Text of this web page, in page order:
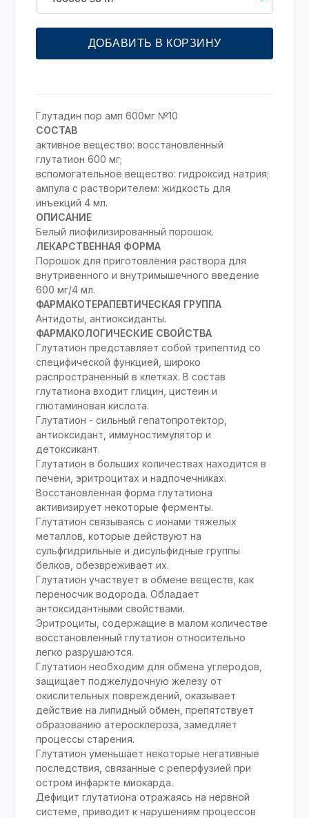
ДОБАВИТЬ В КОРЗИНУ
Глутадин пор амп 600мг №10
СОСТАВ
активное вещество: восстановленный
глутатион 600 мг;
вспомогательное вещество: гидроксид натрия;
ампула с растворителем: жидкость для
инъекций 4 мл.
ОПИСАНИЕ
Белый лиофилизированный порошок.
ЛЕКАРСТВЕННАЯ ФОРМА
Порошок для приготовления раствора для
внутривенного и внутримышечного введение
600 мг/4 мл.
ФАРМАКОТЕРАПЕВТИЧЕСКАЯ ГРУППА
Антидоты, антиоксиданты.
ФАРМАКОЛОГИЧЕСКИЕ СВОЙСТВА
Глутатион представляет собой трипептид со
специфической функцией, широко
распространенный в клетках. В состав
глутатиона входит глицин, цистеин и
глютаминовая кислота.
Глутатион - сильный гепатопротектор,
антиоксидант, иммуностимулятор и
детоксикант.
Глутатион в больших количествах находится в
печени, эритроцитах и надпочечниках.
Восстановленная форма глутатиона
активизирует некоторые ферменты.
Глутатион связываясь с ионами тяжелых
металлов, которые действуют на
сульфгидрильные и дисульфидные группы
белков, обезвреживает их.
Глутатион участвует в обмене веществ, как
переносчик водорода. Обладает
антоксидантными свойствами.
Эритроциты, содержащие в малом количестве
восстановленный глутатион относительно
легко разрушаются.
Глутатион необходим для обмена углеродов,
защищает поджелудочную железу от
окислительных повреждений, оказывает
действие на липидный обмен, препятствует
образованию атеросклероза, замедляет
процессы старения.
Глутатион уменьшает некоторые негативные
последствия, связанные с реперфузией при
остром инфаркте миокарда.
Дефицит глутатиона отражаясь на нервной
системе, приводит к нарушениям процессов